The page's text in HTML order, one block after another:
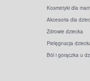
Kosmetyki dla mam
Akcesoria dla
Zdrowie dziecka
Pielęgnacja
Ból i gorączka u